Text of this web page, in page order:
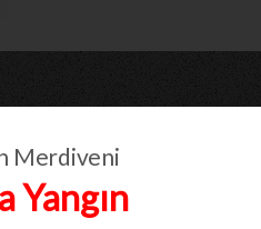
Merdiveni
Yangın